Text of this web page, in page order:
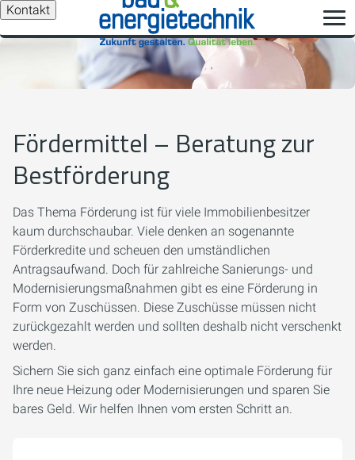
Kontakt
Fördermittel – Beratung zur
Bestförderung
Das Thema Förderung ist für viele Immobilienbesitzer
kaum durchschaubar. Viele denken an sogenannte
Förderkredite und scheuen den umständlichen
Antragsaufwand. Doch für zahlreiche Sanierungs- und
Modernisierungsmaßnahmen gibt es eine Förderung in
Form von Zuschüssen. Diese Zuschüsse müssen nicht
zurückgezahlt werden und sollten deshalb nicht verschenkt
werden.
Sichern Sie sich ganz einfach eine optimale Förderung für
Ihre neue Heizung oder Modernisierungen und sparen Sie
bares Geld. Wir helfen Ihnen vom ersten Schritt an.